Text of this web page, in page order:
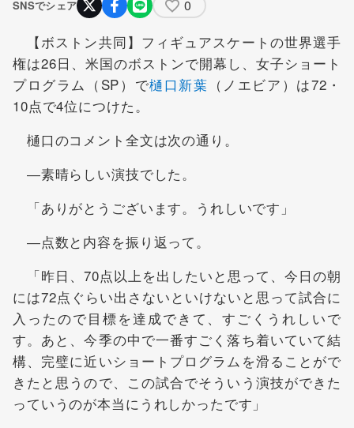
SNSでシェア 0
【ボストン共同】フィギュアスケートの世界選手
権は26日、米国のボストンで開幕し、女子ショート
プログラム（SP）で樋口新葉 （ノエビア）は72・
10点で4位につけた。
樋口のコメント全文は次の通り。
―素晴らしい演技でした。
「ありがとうございます。うれしいです」
―点数と内容を振り返って。
「昨日、70点以上を出したいと思って、今日の朝
には72点ぐらい出さないといけないと思って試合に
入ったので目標を達成できて、すごくうれしいで
す。あと、今季の中で一番すごく落ち着いていて結
構、完璧に近いショートプログラムを滑ることがで
きたと思うので、この試合でそういう演技ができた
っていうのが本当にうれしかったです」